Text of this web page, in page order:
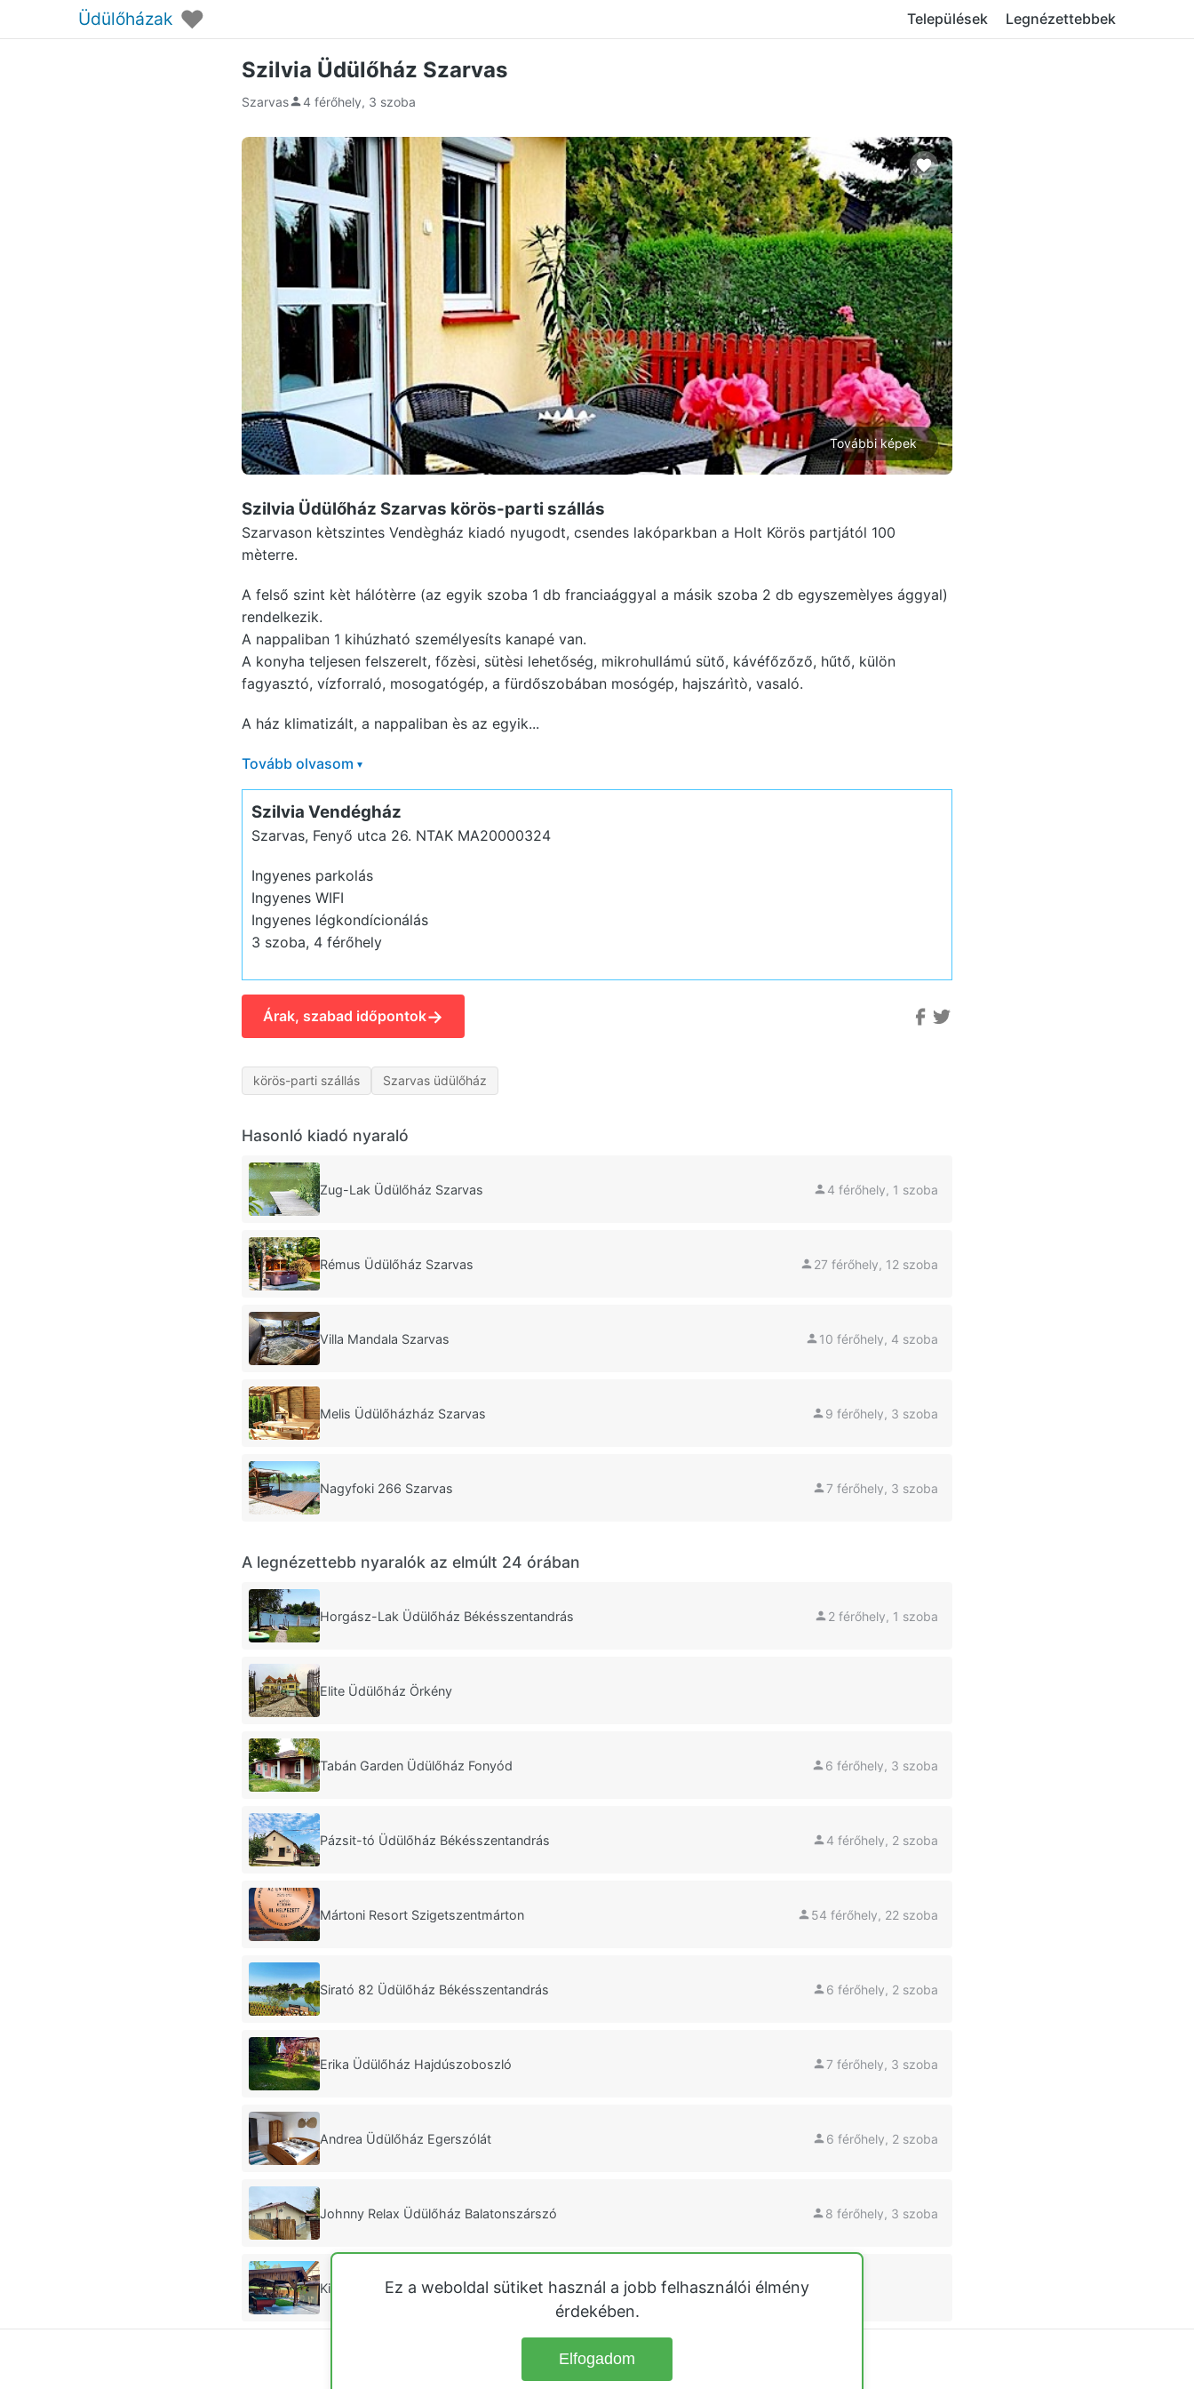
Üdülőházak ♥ Települések Legnézettebbek
Szilvia Üdülőház Szarvas
Szarvas 4 férőhely, 3 szoba
További képek
Szilvia Üdülőház Szarvas körös-parti szállás
Szarvason kètszintes Vendègház kiadó nyugodt, csendes lakóparkban a Holt Körös partjától 100
mèterre.
A felső szint kèt hálótèrre (az egyik szoba 1 db franciaággyal a másik szoba 2 db egyszemèlyes ággyal)
rendelkezik.
A nappaliban 1 kihúzható személyesíts kanapé van.
A konyha teljesen felszerelt, főzèsi, sütèsi lehetőség, mikrohullámú sütő, kávéfőzőző, hűtő, külön
fagyasztó, vízforraló, mosogatógép, a fürdőszobában mosógép, hajszárìtò, vasaló.
A ház klimatizált, a nappaliban ès az egyik...
Tovább olvasom ▾
Szilvia Vendégház
Szarvas, Fenyő utca 26. NTAK MA20000324
Ingyenes parkolás
Ingyenes WIFI
Ingyenes légkondícionálás
3 szoba, 4 férőhely
Árak, szabad időpontok→
körös-parti szállás Szarvas üdülőház
Hasonló kiadó nyaraló
Zug-Lak Üdülőház Szarvas 4 férőhely, 1 szoba
Rémus Üdülőház Szarvas 27 férőhely, 12 szoba
Villa Mandala Szarvas 10 férőhely, 4 szoba
Melis Üdülőházház Szarvas 9 férőhely, 3 szoba
Nagyfoki 266 Szarvas 7 férőhely, 3 szoba
A legnézettebb nyaralók az elmúlt 24 órában
Horgász-Lak Üdülőház Békésszentandrás 2 férőhely, 1 szoba
Elite Üdülőház Örkény
Tabán Garden Üdülőház Fonyód 6 férőhely, 3 szoba
Pázsit-tó Üdülőház Békésszentandrás 4 férőhely, 2 szoba
Mártoni Resort Szigetszentmárton 54 férőhely, 22 szoba
Sirató 82 Üdülőház Békésszentandrás 6 férőhely, 2 szoba
Erika Üdülőház Hajdúszoboszló 7 férőhely, 3 szoba
Andrea Üdülőház Egerszólát 6 férőhely, 2 szoba
Johnny Relax Üdülőház Balatonszárszó 8 férőhely, 3 szoba
Kis-Duna Üdülőház Szigetszentmárton
Ez a weboldal sütiket használ a jobb felhasználói élmény
érdekében.
Elfogadom